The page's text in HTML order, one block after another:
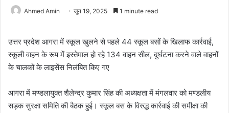
Ahmed Amin जून 19, 2025 1 minute read
उत्तर प्रदेश आगरा में स्कूल खुलने से पहले 44 स्कूल बसों के खिलाफ कार्रवाई,
स्कूली वाहन के रूप में इस्तेमाल हो रहे 134 वाहन सील, दुर्घटना करने वाले वाहनों
के चालकों के लाइसेंस निलंबित किए गए
आगरा में मण्डलायुक्त शैलेन्द्र कुमार सिंह की अध्यक्षता में मंगलवार को मण्डलीय
सड़क सुरक्षा समिति की बैठक हुई। स्कूल बस के विरुद्ध कार्रवाई की समीक्षा की